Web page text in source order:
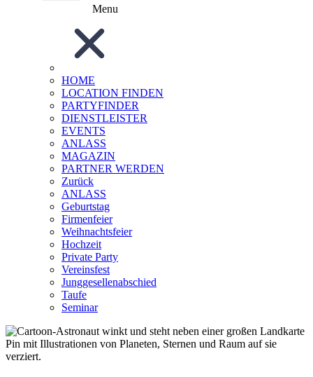
Menu
HOME
LOCATION FINDEN
PARTYFINDER
DIENSTLEISTER
EVENTS
ANLASS
MAGAZIN
PARTNER WERDEN
Zurück
ANLASS
Geburtstag
Firmenfeier
Weihnachtsfeier
Hochzeit
Private Party
Vereinsfest
Junggesellenabschied
Taufe
Seminar